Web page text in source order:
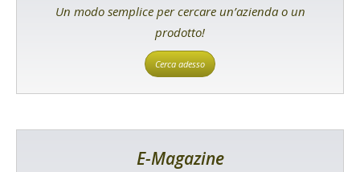
Un modo semplice per cercare un’azienda o un
prodotto!
Cerca adesso
E-Magazine